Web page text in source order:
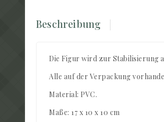
Beschreibung
Die Figur wird zur Stabilisierung
Alle auf der Verpackung
Material: PVC.
Maße: 17 x 10 x 10 cm